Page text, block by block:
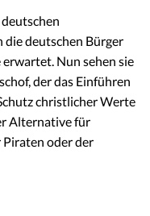
die deutschen Bürger
Nun sehen sie
der das Einführen
christlicher Werte
Alternative für
oder der